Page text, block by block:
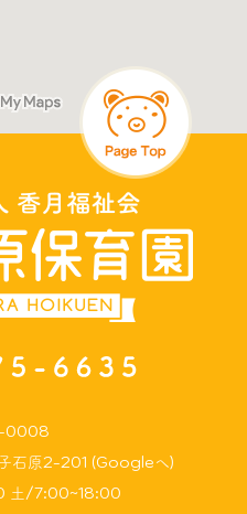
0008
石原2-201 (Googleへ)
土/7:00~18:00